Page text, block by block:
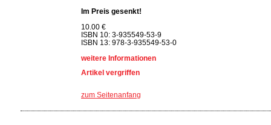
Im Preis gesenkt!
10.00 €
ISBN 10: 3-935549-53-9
ISBN 13: 978-3-935549-53-0
weitere Informationen
Artikel vergriffen
zum Seitenanfang